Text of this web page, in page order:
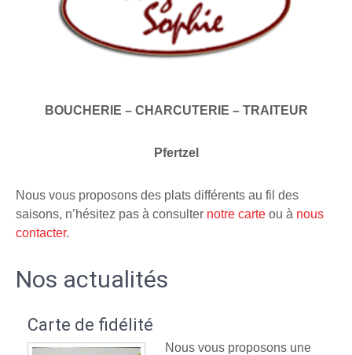
BOUCHERIE – CHARCUTERIE – TRAITEUR
Pfertzel
Nous vous proposons des plats différents au fil des
saisons, n’hésitez pas à consulter notre carte ou à nous
contacter.
Nos actualités
Carte de fidélité
Nous vous proposons une